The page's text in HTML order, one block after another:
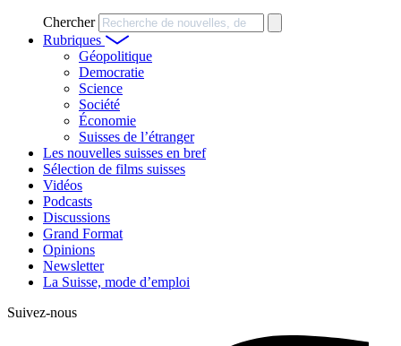
Chercher
Rubriques
Géopolitique
Democratie
Science
Société
Économie
Suisses de l’étranger
Les nouvelles suisses en bref
Sélection de films suisses
Vidéos
Podcasts
Discussions
Grand Format
Opinions
Newsletter
La Suisse, mode d’emploi
Suivez-nous